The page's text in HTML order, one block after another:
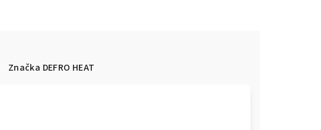
Značka DEFRO HEAT